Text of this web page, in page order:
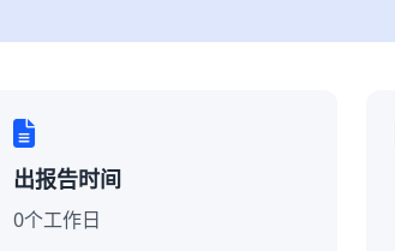
出报告时间
0个工作日